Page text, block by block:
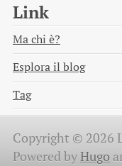
Link
Ma chi è?
Esplora il blog
Tag
Copyright © 2026
Powered byHugo